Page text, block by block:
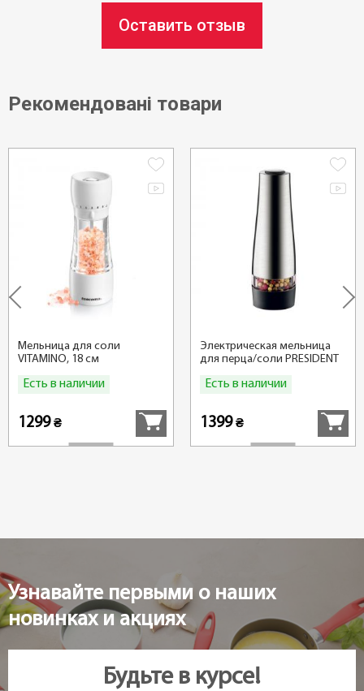
Возможность использования в
Диаметр ø:
Высота:
14,5 см
Вес:
200 г
Статус товара:
Оставить отзыв
Рекомендовані товари
Мельница для соли
VITAMINO, 18 см
Есть в наличии
1299₴
Электрическая мельница
для перца/соли PRESIDENT
Есть в наличии
1399₴
Узнавайте первыми о наших
новинках и акциях
Будьте в курсе!